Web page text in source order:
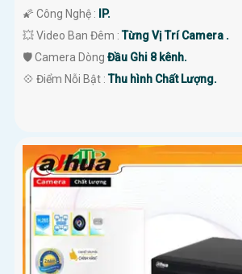
🌠 Công Nghệ : IP.
💥 Video Ban Đêm :Từng Vị Trí Camera .
🛡 Camera Dòng Đầu Ghi 8 kênh.
️💠 Điểm Nỗi Bật :Thu hình Chất Lượng.